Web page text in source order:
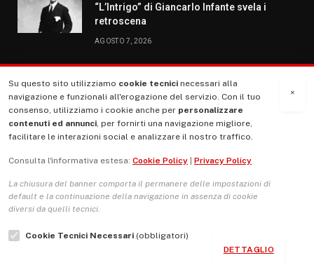
“L’Intrigo” di Giancarlo Infante svela i
retroscena
AGOSTO 7, 2026
MENU
La Nostra Storia
Le Copertine
L’Associazione
Indirizzo Socio Politico Culturale
×
Su questo sito utilizziamo cookie tecnici necessari alla
navigazione e funzionali all'erogazione del servizio. Con il tuo
consenso, utilizziamo i cookie anche per personalizzare
contenuti ed annunci, per fornirti una navigazione migliore,
facilitare le interazioni social e analizzare il nostro traffico.
Consulta l'informativa estesa: Cookie Policy Privacy Policy
La chiusura del banner comporta il permanere delle impostazioni di
default e la continuazione della navigazione in assenza di cookie
diversi da quelli tecnici.
Cookie Tecnici Necessari (obbligatori)
DETTAGLIO